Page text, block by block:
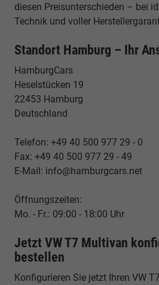
diesen Preisunterschieden – bei
Technik und voller
Standort Hamburg – Ihr
HamburgCars
Heselstücken 19
22453 Hamburg
Deutschland
Telefon: +49 40 500 977 29 - 0
Fax: +49 40 500 977 29 - 49
E-Mail: info@hamburgcars.net
Öffnungszeiten:
Mo. - Fr.: 09:00 - 18:00 Uhr
Jetzt VW T7 Multivan
bestellen
Konfigurieren Sie jetzt Ihren VW